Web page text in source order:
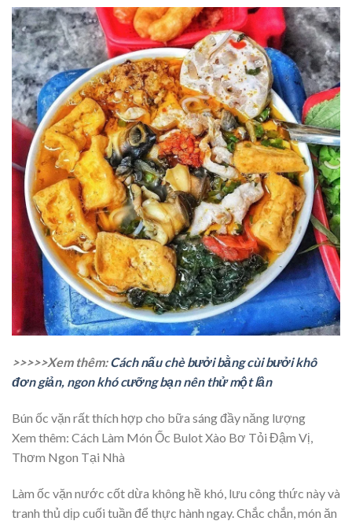
>>>>>Xem thêm:Cách nấu chè bưởi bằng cùi bưởi khô
đơn giản, ngon khó cưỡng bạn nên thử một lần
Bún ốc vặn rất thích hợp cho bữa sáng đầy năng lượng
Xem thêm: Cách Làm Món Ốc Bulot Xào Bơ Tỏi Đậm Vị,
Thơm Ngon Tại Nhà
Làm ốc vặn nước cốt dừa không hề khó, lưu công thức này và
tranh thủ dịp cuối tuần để thực hành ngay. Chắc chắn, món ăn